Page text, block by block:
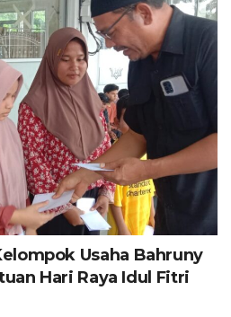
Usaha Bahruny
Hari Raya Idul Fitri